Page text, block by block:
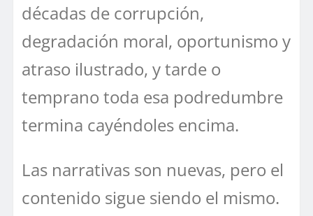
décadas de corrupción,
degradación moral, oportunismo y
atraso ilustrado, y tarde o
temprano toda esa podredumbre
termina cayéndoles encima.
Las narrativas son nuevas, pero el
contenido sigue siendo el mismo.